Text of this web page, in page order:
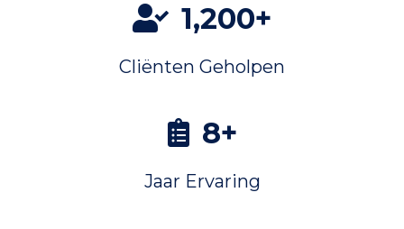
1,200+
Cliënten Geholpen
8+
Jaar Ervaring